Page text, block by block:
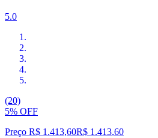
5.0
(20)
5% OFF
Preço R$ 1.413,60R$ 1.413,60